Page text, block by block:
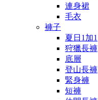
連身裙
毛衣
褲子
夏日1加1
狩獵長褲
底層
登山長褲
緊身褲
短褲